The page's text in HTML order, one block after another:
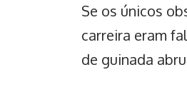
Se os únicos
carreira eram
de guinada